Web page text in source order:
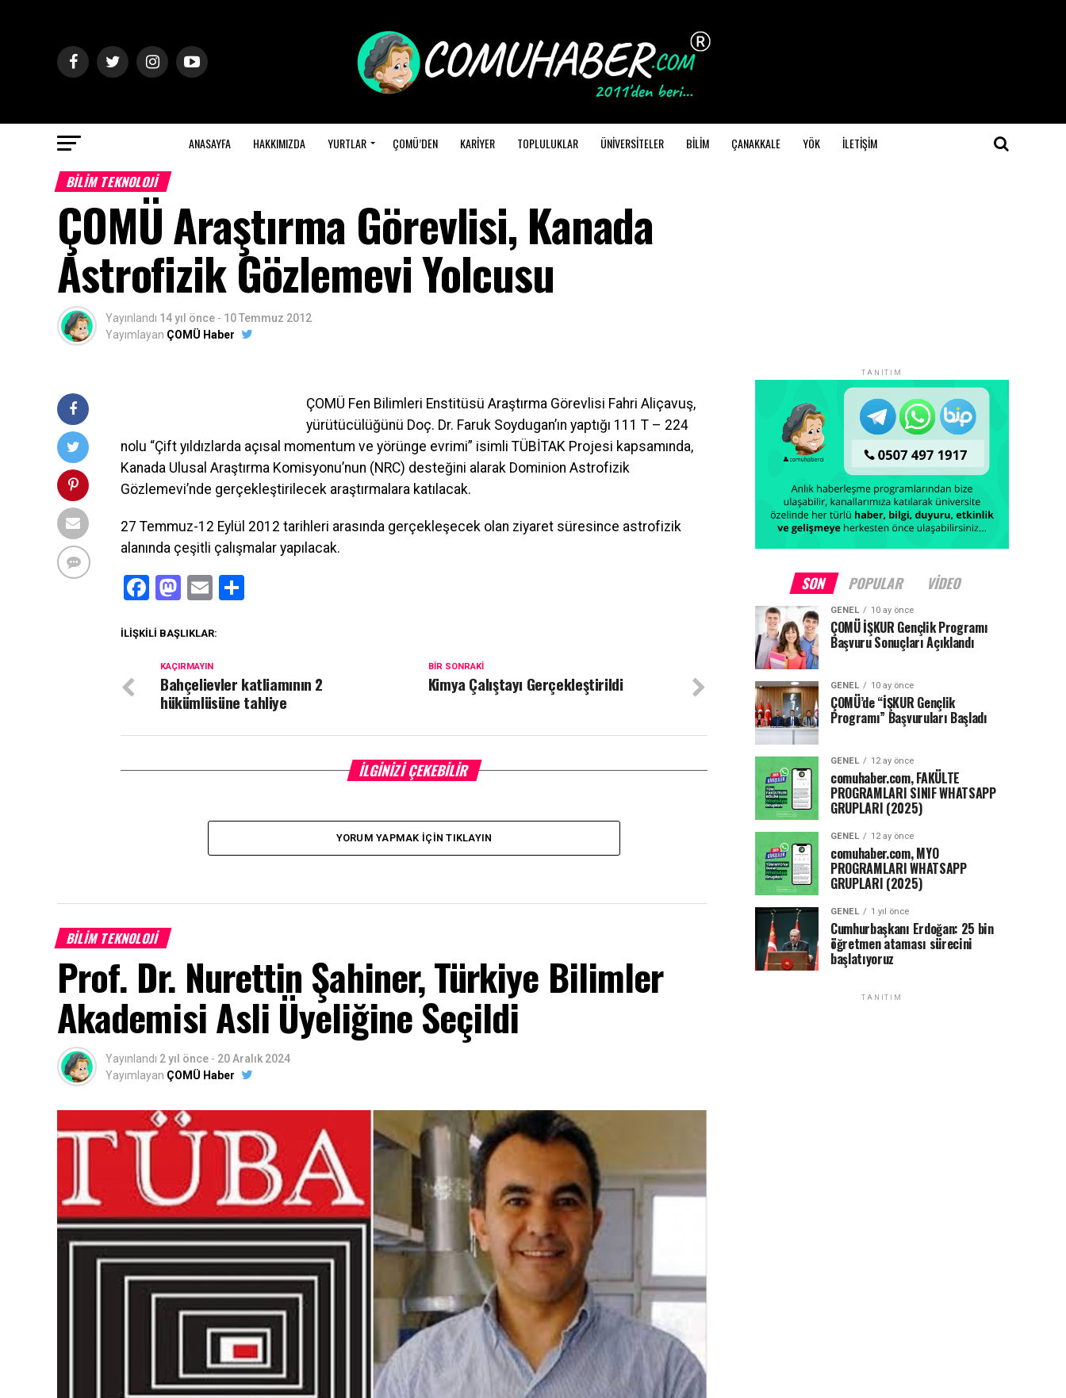
ANASAYFA HAKKIMIZDA YURTLAR ÇOMÜ’DEN KARİYER TOPLULUKLAR ÜNİVERSİTELER BİLİM ÇANAKKALE YÖK İLETİŞİM
BILIM TEKNOLOJI
ÇOMÜ Araştırma Görevlisi, Kanada
Astrofizik Gözlemevi Yolcusu
Yayınlandı 14 yıl önce - 10 Temmuz 2012
Yayımlayan ÇOMÜ Haber
ÇOMÜ Fen Bilimleri Enstitüsü Araştırma Görevlisi Fahri Aliçavuş,
yürütücülüğünü Doç. Dr. Faruk Soydugan’ın yaptığı 111 T – 224
nolu “Çift yıldızlarda açısal momentum ve yörünge evrimi” isimli TÜBİTAK Projesi kapsamında,
Kanada Ulusal Araştırma Komisyonu’nun (NRC) desteğini alarak Dominion Astrofizik
Gözlemevi’nde gerçekleştirilecek araştırmalara katılacak.
27 Temmuz-12 Eylül 2012 tarihleri arasında gerçekleşecek olan ziyaret süresince astrofizik
alanında çeşitli çalışmalar yapılacak.
Facebook
Mastodon
Email
İLIŞKILI BAŞLIKLAR:
BIR SONRAKI
Kimya Çalıştayı Gerçekleştirildi
KAÇIRMAYIN
Bahçelievler katliamının 2
hükümlüsüne tahliye
İLGINIZI ÇEKEBILIR
YORUM YAPMAK İÇIN TIKLAYIN
BILIM TEKNOLOJI
Prof. Dr. Nurettin Şahiner, Türkiye Bilimler
Akademisi Asli Üyeliğine Seçildi
Yayınlandı 2 yıl önce - 20 Aralık 2024
Yayımlayan ÇOMÜ Haber
TANITIM
SON POPULAR VIDEO
GENEL 10 ay önce
ÇOMÜ İŞKUR Gençlik Programı
Başvuru Sonuçları Açıklandı
GENEL 10 ay önce
ÇOMÜ’de “İŞKUR Gençlik
Programı” Başvuruları Başladı
GENEL 12 ay önce
comuhaber.com, FAKÜLTE
PROGRAMLARI SINIF WHATSAPP
GRUPLARI (2025)
GENEL 12 ay önce
comuhaber.com, MYO
PROGRAMLARI WHATSAPP
GRUPLARI (2025)
GENEL 1 yıl önce
Cumhurbaşkanı Erdoğan: 25 bin
öğretmen ataması sürecini
başlatıyoruz
TANITIM